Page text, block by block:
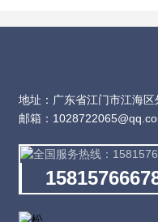
地址：广东省江门市江海
邮箱：